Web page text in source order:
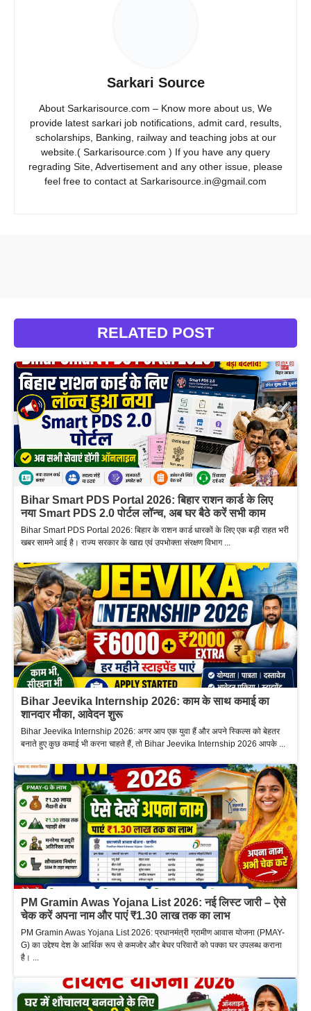
Sarkari Source
About Sarkarisource.com – Know more about us, We
provide latest sarkari job notifications, admit card, results,
scholarships, Banking, railway and teaching jobs at our
website.( Sarkarisource.com ) If you have any query
regrading Site, Advertisement and any other issue, please
feel free to contact at Sarkarisource.in@gmail.com
RELATED POST
Bihar Smart PDS Portal 2026: बिहार राशन कार्ड के लिए
नया Smart PDS 2.0 पोर्टल लॉन्च, अब घर बैठे करें सभी काम
Bihar Smart PDS Portal 2026: बिहार के राशन कार्ड धारकों के लिए एक बड़ी राहत भरी
खबर सामने आई है। राज्य सरकार के खाद्य एवं उपभोक्ता संरक्षण विभाग ...
Bihar Jeevika Internship 2026: काम के साथ कमाई का
शानदार मौका, आवेदन शुरू
Bihar Jeevika Internship 2026: अगर आप एक युवा हैं और अपने स्किल्स को बेहतर
बनाते हुए कुछ कमाई भी करना चाहते हैं, तो Bihar Jeevika Internship 2026 आपके ...
PM Gramin Awas Yojana List 2026: नई लिस्ट जारी – ऐसे
चेक करें अपना नाम और पाएं ₹1.30 लाख तक का लाभ
PM Gramin Awas Yojana List 2026: प्रधानमंत्री ग्रामीण आवास योजना (PMAY-
G) का उद्देश्य देश के आर्थिक रूप से कमजोर और बेघर परिवारों को पक्का घर उपलब्ध कराना
है। ...